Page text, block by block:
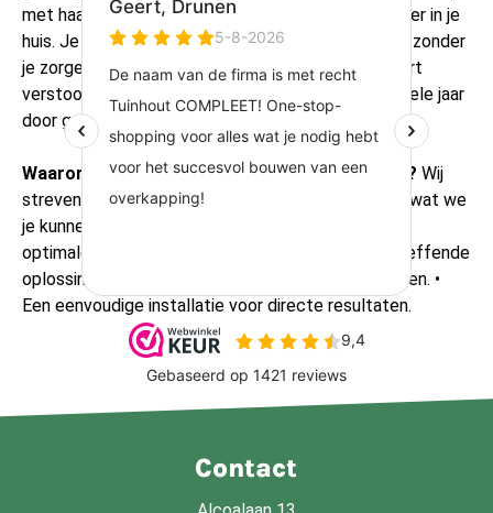
met haar creëer je een warme en uitnodigende sfeer in je
huis. Je kunt eindelijk ontspannen in je woonkamer, zonder
je zorgen te maken over koude tocht die je comfort
verstoort. Met een verbeterde isolatie zul je het hele jaar
door genieten van een aangenaam binnenklimaat.
Waarom kiezen voor onze tochtstrip met haar? Wij
streven naar klanttevredenheid en kwaliteit. Dit is wat we
je kunnen bieden: • Hoogwaardige materialen voor
optimale prestaties en duurzaamheid. • Een doeltreffende
oplossing om tocht en koude lucht buiten te houden. •
Een eenvoudige installatie voor directe resultaten.
Contact